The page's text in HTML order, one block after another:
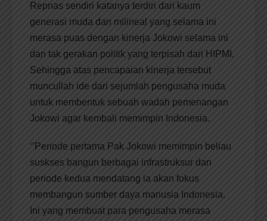
Repnas sendiri katanya terdiri dari kaum
generasi muda dan milineal yang selama ini
merasa puas dengan kinerja Jokowi selama ini
dan tak gerakan politik yang terpisah dari HIPMI.
Sehingga atas pencapaian kinerja tersebut
muncullah ide dari sejumlah pengusaha muda
untuk membentuk sebuah wadah pemenangan
Jokowi agar kembali memimpin Indonesia.
‘’Periode pertama Pak Jokowi memimpin beliau
suskses bangun berbagai infrastruksur dan
periode kedua mendatang ia akan fokus
membangun sumber daya manusia Indonesia.
Ini yang membuat para pengusaha merasa